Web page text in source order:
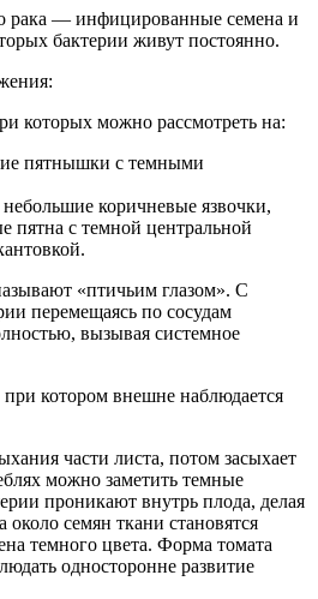
рака — инфицированные семена и
бактерии живут постоянно.
которых можно рассмотреть на:
пятнышки с темными
коричневые язвочки,
пятна с темной центральной
«птичьим глазом». С
перемещаясь по сосудам
вызывая системное
котором внешне наблюдается
части листа, потом засыхает
можно заметить темные
проникают внутрь плода, делая
семян ткани становятся
темного цвета. Форма томата
односторонне развитие